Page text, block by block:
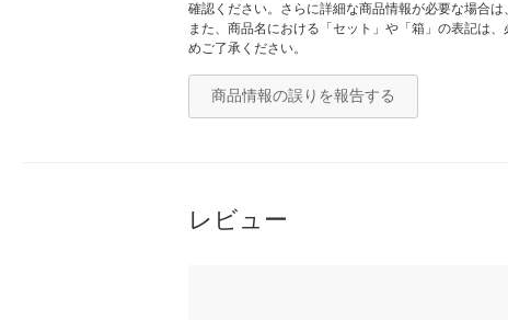
確認ください。さらに詳細な商品情報が必要な場合は
また、商品名における「セット」や「箱」の表記は
めご了承ください。
商品情報の誤りを報告する
レビュー